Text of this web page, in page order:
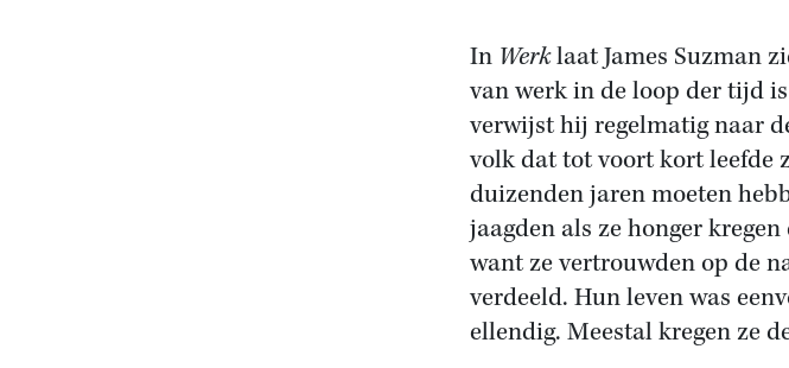
In Werklaat James Suzman
van werk in de loop der tijd
verwijst hij regelmatig naar
volk dat tot voort kort leefde
duizenden jaren moeten
jaagden als ze honger
want ze vertrouwden op de
verdeeld. Hun leven was
ellendig. Meestal kregen ze